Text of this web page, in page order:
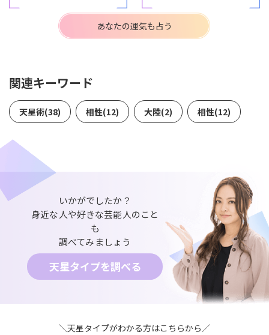
あなたの運気も占う
関連キーワード
天星術(38) 相性(12) 大陸(2) 相性(12)
いかがでしたか？
身近な人や好きな芸能人のこと
も
調べてみましょう
天星タイプを調べる
＼天星タイプがわかる方はこちらから／